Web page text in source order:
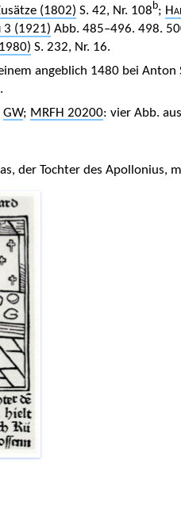
(1802) S. 42, Nr. 108 b;
3 (1921) Abb. 485–496. 498.
S. 232, Nr. 16.
angeblich 1480 bei Anton
GW; MRFH 20200: vier Abb.
der Tochter des Apollonius,